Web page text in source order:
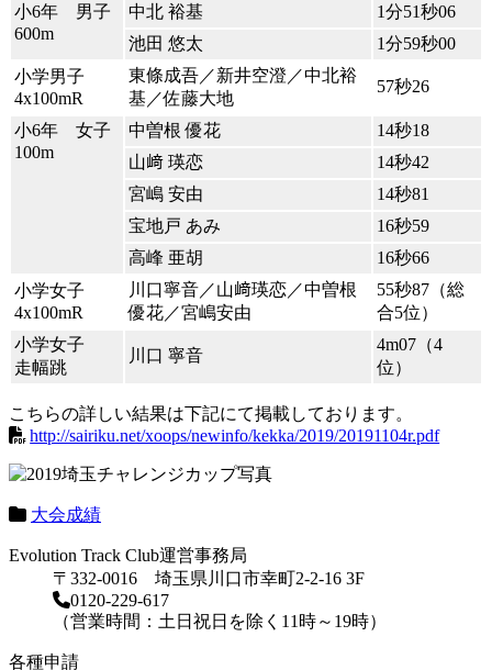
小6年 男子
600m
中北 裕基
1分51秒06
池田 悠太
1分59秒00
小学男子
4x100mR
東條成吾／新井空澄／中北裕
基／佐藤大地
57秒26
小6年 女子
100m
中曽根 優花
14秒18
山﨑 瑛恋
14秒42
宮嶋 安由
14秒81
宝地戸 あみ
16秒59
高峰 亜胡
16秒66
小学女子
4x100mR
川口寧音／山﨑瑛恋／中曽根
優花／宮嶋安由
55秒87（総
合5位）
小学女子
走幅跳
川口 寧音
4m07（4
位）
こちらの詳しい結果は下記にて掲載しております。
http://sairiku.net/xoops/newinfo/kekka/2019/20191104r.pdf
大会成績
Evolution Track Club運営事務局
〒332-0016 埼玉県川口市幸町2-2-16 3F
0120-229-617
（営業時間：土日祝日を除く11時～19時）
各種申請